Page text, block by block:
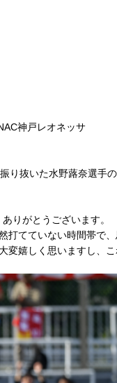
神戸レオネッサ
り抜いた水野蕗奈選手
ありがとうございます。
打てていない時間帯で、
変嬉しく思いますし、